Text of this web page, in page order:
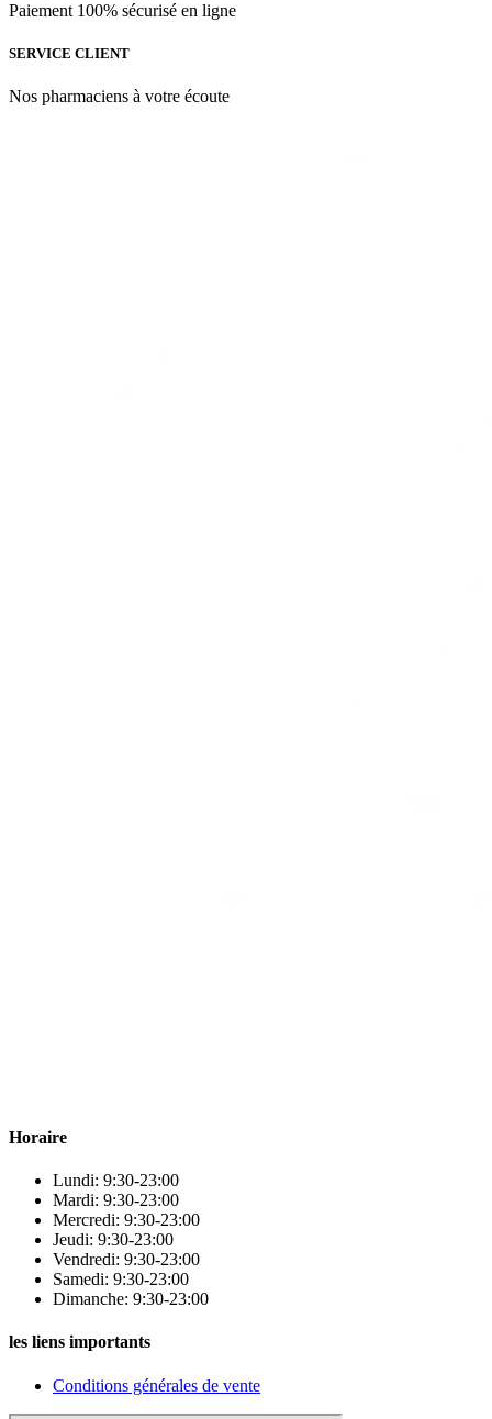
Paiement 100% sécurisé en ligne
SERVICE CLIENT
Nos pharmaciens à votre écoute
Horaire
Lundi: 9:30-23:00
Mardi: 9:30-23:00
Mercredi: 9:30-23:00
Jeudi: 9:30-23:00
Vendredi: 9:30-23:00
Samedi: 9:30-23:00
Dimanche: 9:30-23:00
les liens importants
Conditions générales de vente